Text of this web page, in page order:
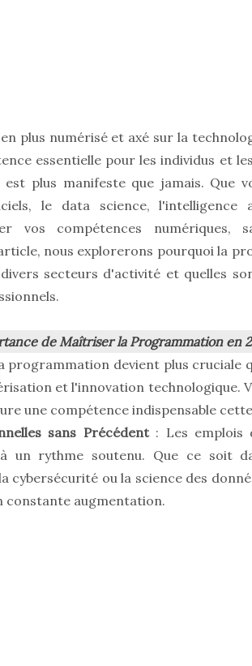
plus numérisé et axé sur la
essentielle pour les individus et
plus manifeste que jamais. Que
le data science, l'intelligence
vos compétences
nous explorerons pourquoi la
secteurs d'activité et quelles
de Maîtriser la Programmation en
programmation devient plus cruciale
et l'innovation technologique.
une compétence indispensable
sans Précédent: Les emplois
un rythme soutenu. Que ce soit
cybersécurité ou la science des
constante augmentation.